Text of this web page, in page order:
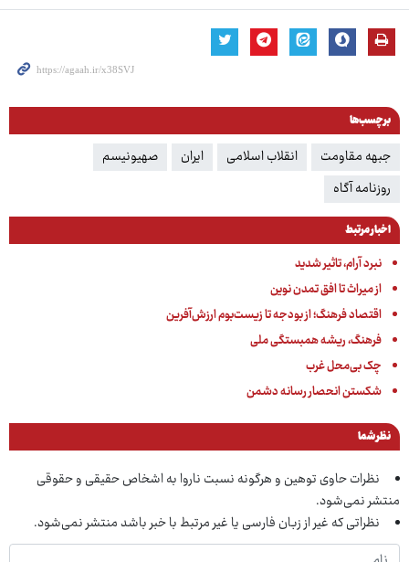
برچسب‌ها
جبهه مقاومت انقلاب اسلامی ایران
صهیونیسم
روزنامه آگاه
اخبار مرتبط
نبرد آرام، تاثیر شدید
از میراث تا افق تمدن نوین
اقتصاد فرهنگ؛ از بودجه تا زیست‌بوم ارزش‌آفرین
فرهنگ، ریشه همبستگی ملی
چک بی‌محل غرب
شکستن انحصار رسانه دشمن
نظر شما
نظرات حاوی توهین و هرگونه نسبت ناروا به اشخاص حقیقی و حقوقی
منتشر نمی‌شود.
نظراتی که غیر از زبان فارسی یا غیر مرتبط با خبر باشد منتشر نمی‌شود.